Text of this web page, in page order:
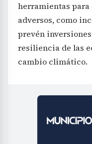
herramientas
adversos, como
prevén
resiliencia de las
cambio climático.